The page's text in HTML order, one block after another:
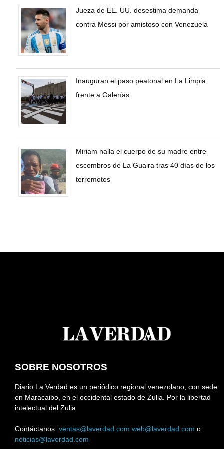
Jueza de EE. UU. desestima demanda
contra Messi por amistoso con Venezuela
Inauguran el paso peatonal en La Limpia
frente a Galerías
Miriam halla el cuerpo de su madre entre
escombros de La Guaira tras 40 días de los
terremotos
SOBRE NOSOTROS
Diario La Verdad es un periódico regional venezolano, con sede
en Maracaibo, en el occidental estado de Zulia. Por la libertad
intelectual del Zulia
Contáctanos: ventas@laverdad.com web@laverdad.com o
noticias@laverdad.com